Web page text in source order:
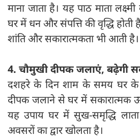
माना जाता है। यह पाठ माता
घर में धन और संपत्ति की वृद्धि
शांति और सकारात्मकता भी आती है।
4. चौमुखी दीपक जलाएं, बढ़ेगी
दशहरे के दिन शाम के समय घर के
दीपक जलाने से घर में सकारात्मक
यह उपाय घर में सुख-समृद्धि
अवसरों का द्वार खोलता है।